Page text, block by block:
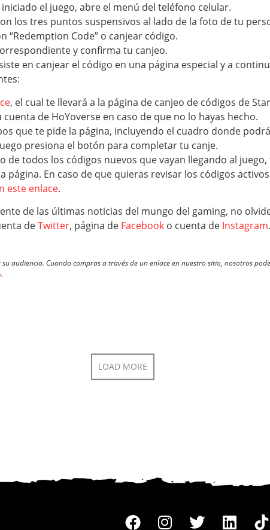
iniciado el juego, abre el menú del teléfono celular.
los tres puntos suspensivos al lado de la foto de tu
“Redemption Code” o canjear código.
y confirma tu canjeo.
en canjear el código en una página especial y a
, el cual te llevará a la página de canjeo de códigos de
de HoYoverse en caso de que no lo hayas hecho.
que te pide la página, incluyendo el cuadro donde
presiona el botón para completar tu canje.
de todos los códigos nuevos que vayan llegando al
página. En caso de que quieras revisar los códigos
este enlace.
de las últimas noticias del mungo del gaming, no
deTwitter, página de Facebook o cuenta de Instagram.
audiencia. Cuando compras a través de un enlace en nuestro sitio, nosotros
.
LOAD MORE